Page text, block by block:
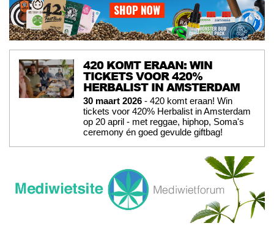
420 KOMT ERAAN: WIN
TICKETS VOOR 420%
HERBALIST IN AMSTERDAM
30 maart 2026 - 420 komt eraan! Win
tickets voor 420% Herbalist in Amsterdam
op 20 april - met reggae, hiphop, Soma's
ceremony én goed gevulde giftbag!